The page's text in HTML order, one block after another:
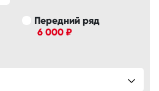
Передний ряд
6 000 ₽